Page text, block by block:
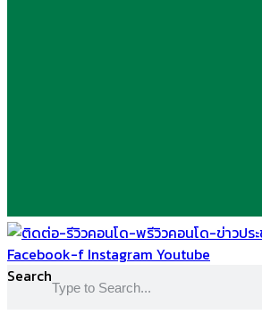
Facebook-f Instagram Youtube
Search